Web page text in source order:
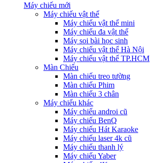
Máy chiếu mới
Máy chiếu vật thể
Máy chiếu vật thể mini
Máy chiếu đa vật thể
Máy soi bài học sinh
Máy chiếu vật thể Hà Nội
Máy chiếu vật thể TP.HCM
Màn Chiếu
Màn chiếu treo tường
Màn chiếu Phim
Màn chiếu 3 chân
Máy chiếu khác
Máy chiếu androi cũ
Máy chiếu BenQ
Máy chiếu Hát Karaoke
Máy chiếu laser 4k cũ
Máy chiếu thanh lý
Máy chiếu Yaber